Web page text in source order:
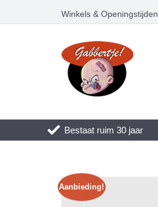
Winkels & Openingstijden
Bestaat ruim 30 jaar
Aanbieding!